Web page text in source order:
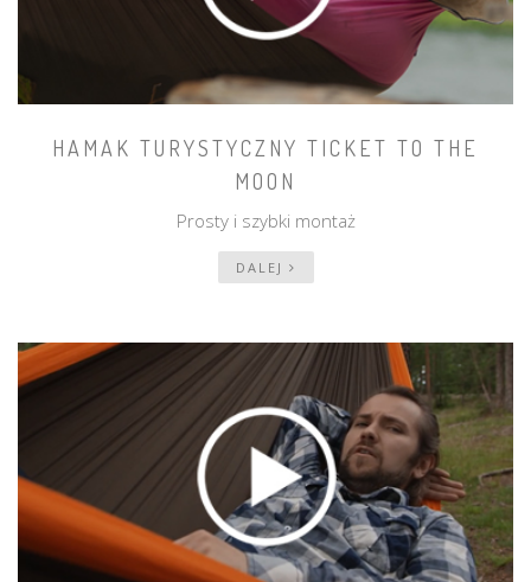
HAMAK TURYSTYCZNY TICKET TO THE
MOON
Prosty i szybki montaż
DALEJ